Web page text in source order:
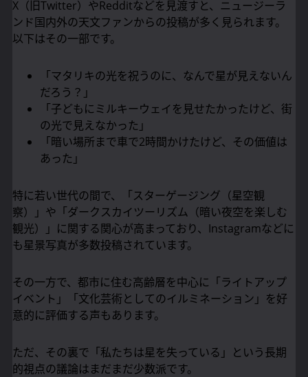
X（旧Twitter）やRedditなどを見渡すと、ニュージーラ
ンド国内外の天文ファンからの投稿が多く見られます。
以下はその一部です。
「マタリキの光を祝うのに、なんで星が見えないん
だろう？」
「子どもにミルキーウェイを見せたかったけど、街
の光で見えなかった」
「暗い場所まで車で2時間かけたけど、その価値は
あった」
特に若い世代の間で、「スターゲージング（星空観
察）」や「ダークスカイツーリズム（暗い夜空を楽しむ
観光）」に関する関心が高まっており、Instagramなどに
も星景写真が多数投稿されています。
その一方で、都市に住む高齢層を中心に「ライトアップ
イベント」「文化芸術としてのイルミネーション」を好
意的に評価する声もあります。
ただ、その裏で「私たちは星を失っている」という長期
的視点の議論はまだまだ少数派です。